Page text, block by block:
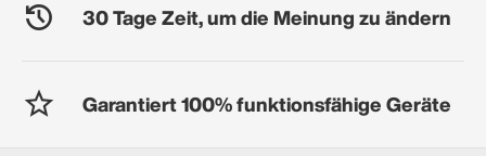
30 Tage Zeit, um die Meinung zu ändern
Garantiert 100% funktionsfähige Geräte